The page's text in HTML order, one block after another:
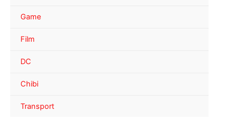
Game
Film
DC
Chibi
Transport